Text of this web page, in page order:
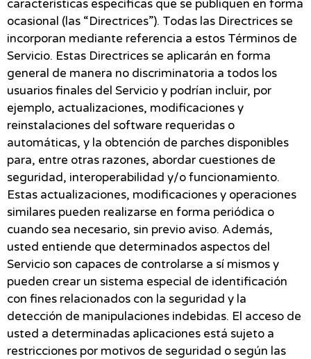
características específicas que se publiquen en forma
ocasional (las “Directrices”). Todas las Directrices se
incorporan mediante referencia a estos Términos de
Servicio. Estas Directrices se aplicarán en forma
general de manera no discriminatoria a todos los
usuarios finales del Servicio y podrían incluir, por
ejemplo, actualizaciones, modificaciones y
reinstalaciones del software requeridas o
automáticas, y la obtención de parches disponibles
para, entre otras razones, abordar cuestiones de
seguridad, interoperabilidad y/o funcionamiento.
Estas actualizaciones, modificaciones y operaciones
similares pueden realizarse en forma periódica o
cuando sea necesario, sin previo aviso. Además,
usted entiende que determinados aspectos del
Servicio son capaces de controlarse a sí mismos y
pueden crear un sistema especial de identificación
con fines relacionados con la seguridad y la
detección de manipulaciones indebidas. El acceso de
usted a determinadas aplicaciones está sujeto a
restricciones por motivos de seguridad o según las